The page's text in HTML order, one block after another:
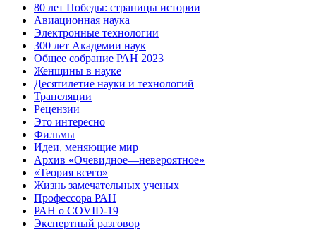
80 лет Победы: страницы истории
Авиационная наука
Электронные технологии
300 лет Академии наук
Общее собрание РАН 2023
Женщины в науке
Десятилетие науки и технологий
Трансляции
Рецензии
Это интересно
Фильмы
Идеи, меняющие мир
Архив «Очевидное—невероятное»
«Теория всего»
Жизнь замечательных ученых
Профессора РАН
РАН о COVID-19
Экспертный разговор